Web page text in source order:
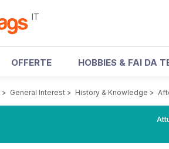
IT
OFFERTE HOBBIES & FAI DA
> General Interest > History & Knowledge >